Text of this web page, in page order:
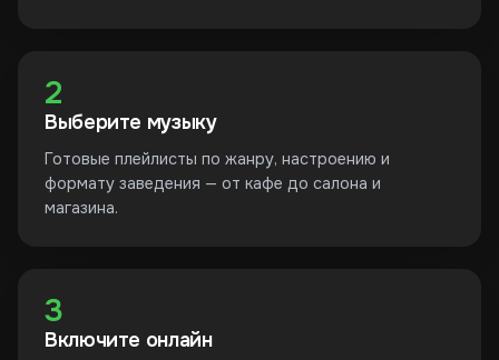
2
Выберите музыку
Готовые плейлисты по жанру, настроению и
формату заведения — от кафе до салона и
магазина.
3
Включите онлайн